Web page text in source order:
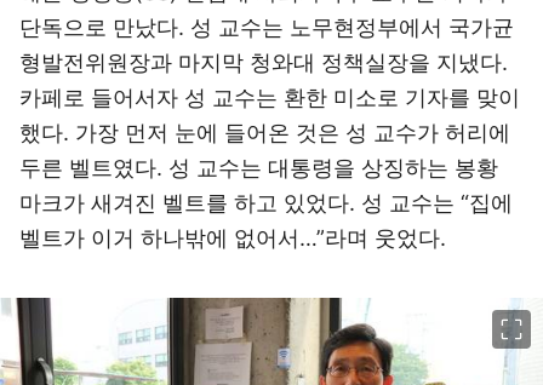
단독으로 만났다. 성 교수는 노무현정부에서 국가균
형발전위원장과 마지막 청와대 정책실장을 지냈다.
카페로 들어서자 성 교수는 환한 미소로 기자를 맞이
했다. 가장 먼저 눈에 들어온 것은 성 교수가 허리에
두른 벨트였다. 성 교수는 대통령을 상징하는 봉황
마크가 새겨진 벨트를 하고 있었다. 성 교수는 “집에
벨트가 이거 하나밖에 없어서…”라며 웃었다.